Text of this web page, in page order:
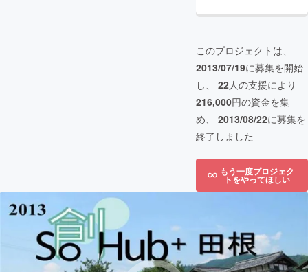
このプロジェクトは、
2013/07/19に募集を開始
し、 22人の支援により
216,000円の資金を集
め、 2013/08/22に募集を
終了しました
もう一度プロジェク
トをやってほしい